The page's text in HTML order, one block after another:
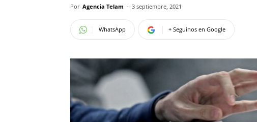
Por Agencia Telam - 3 septiembre, 2021
WhatsApp + Seguinos en Google